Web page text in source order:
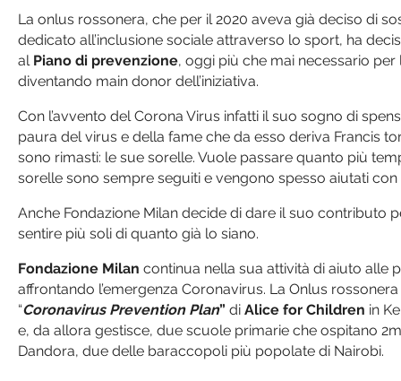
La onlus rossonera, che per il 2020 aveva già deciso di
dedicato all’inclusione sociale attraverso lo sport, ha
al Piano di prevenzione, oggi più che mai necessario per
diventando main donor dell’iniziativa.
Con l’avvento del Corona Virus infatti il suo sogno di
paura del virus e della fame che da esso deriva Francis
sono rimasti: le sue sorelle. Vuole passare quanto più
sorelle sono sempre seguiti e vengono spesso aiutati
Anche Fondazione Milan decide di dare il suo contributo
sentire più soli di quanto già lo siano.
Fondazione Milan continua nella sua attività di aiuto alle
affrontando l’emergenza Coronavirus. La Onlus
“Coronavirus Prevention Plan” di Alice for Children in
e, da allora gestisce, due scuole primarie che ospitano
Dandora, due delle baraccopoli più popolate di Nairobi.